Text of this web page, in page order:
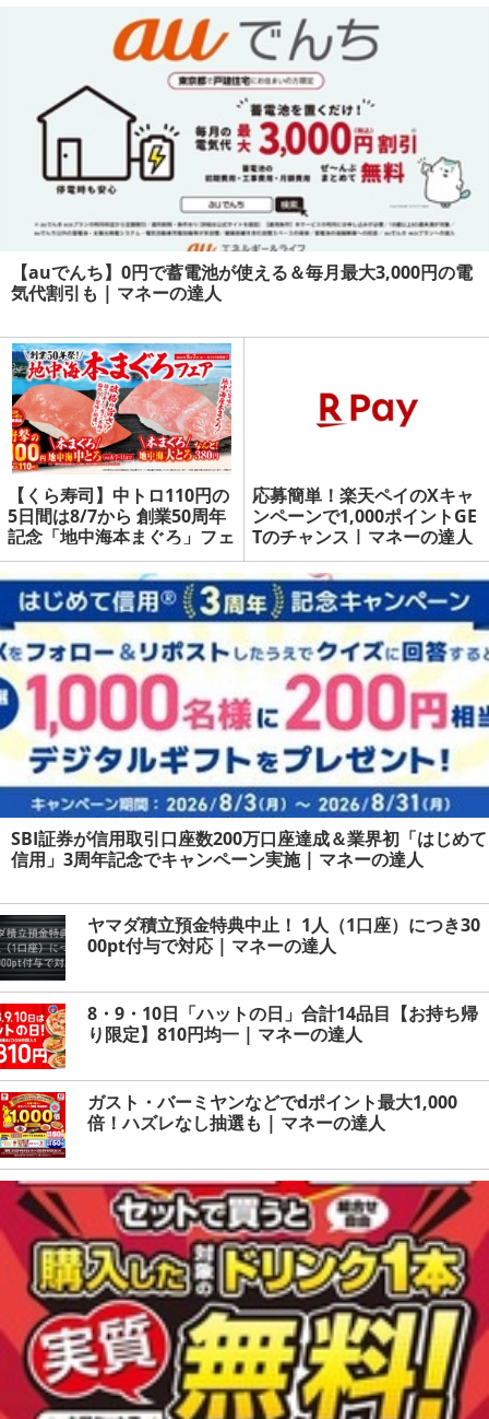
【auでんち】0円で蓄電池が使える＆毎月最大3,000円の電
気代割引も | マネーの達人
【くら寿司】中トロ110円の
5日間は8/7から 創業50周年
記念「地中海本まぐろ」フェ
ア開催 | マネーの達人
応募簡単！楽天ペイのXキャ
ンペーンで1,000ポイントGE
Tのチャンス | マネーの達人
SBI証券が信用取引口座数200万口座達成＆業界初「はじめて
信用」3周年記念でキャンペーン実施 | マネーの達人
ヤマダ積立預金特典中止！ 1人（1口座）につき30
00pt付与で対応 | マネーの達人
8・9・10日「ハットの日」合計14品目【お持ち帰
り限定】810円均一 | マネーの達人
ガスト・バーミヤンなどでdポイント最大1,000
倍！ハズレなし抽選も | マネーの達人